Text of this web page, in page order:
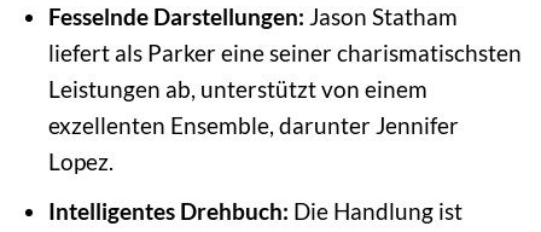
Fesselnde Darstellungen: Jason Statham
liefert als Parker eine seiner charismatischsten
Leistungen ab, unterstützt von einem
exzellenten Ensemble, darunter Jennifer
Lopez.
Intelligentes Drehbuch: Die Handlung ist